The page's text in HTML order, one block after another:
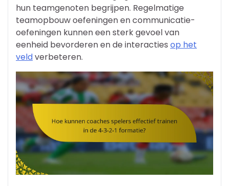
hun teamgenoten begrijpen. Regelmatige
teamopbouw oefeningen en communicatie-
oefeningen kunnen een sterk gevoel van
eenheid bevorderen en de interacties op het
veldverbeteren.